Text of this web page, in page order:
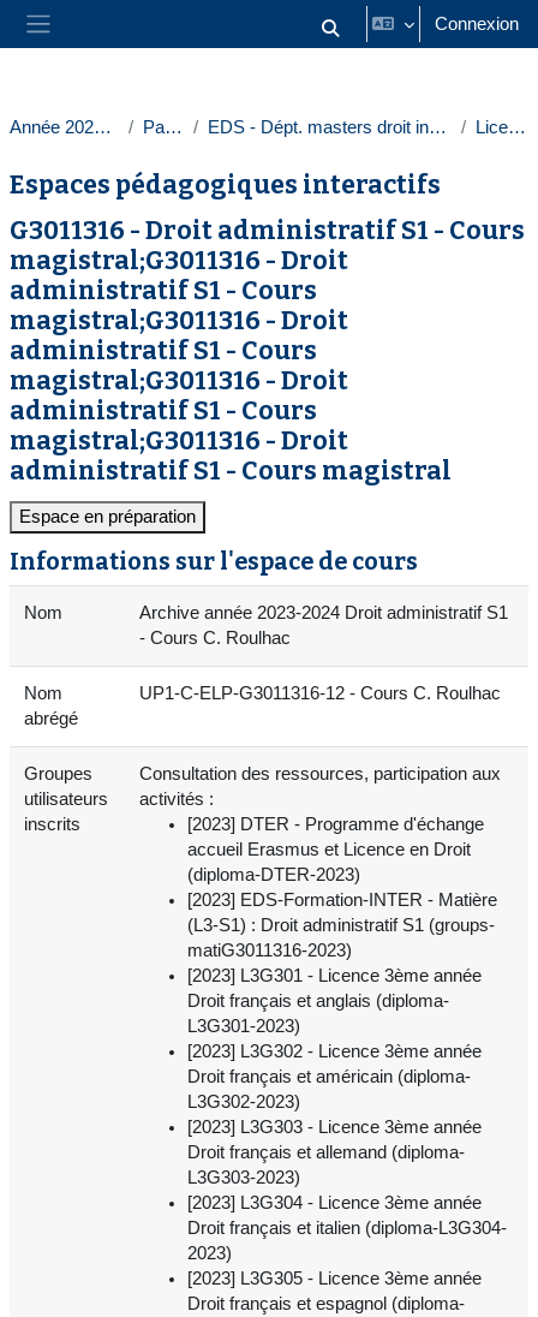
Passer au contenu principal
Panneau latéral Activer/désactiver la saisie
Connexion
Année 2023-2024 Paris 1 EDS - Dépt. masters droit intern. europ. Licences
Espaces pédagogiques interactifs
G3011316 - Droit administratif S1 - Cours
magistral;G3011316 - Droit
administratif S1 - Cours
magistral;G3011316 - Droit
administratif S1 - Cours
magistral;G3011316 - Droit
administratif S1 - Cours
magistral;G3011316 - Droit
administratif S1 - Cours magistral
Espace en préparation
Informations sur l'espace de cours
Nom
Archive année 2023-2024 Droit administratif S1
- Cours C. Roulhac
Nom
abrégé
UP1-C-ELP-G3011316-12 - Cours C. Roulhac
Groupes
utilisateurs
inscrits
Consultation des ressources, participation aux
activités :
[2023] DTER - Programme d'échange
accueil Erasmus et Licence en Droit
(diploma-DTER-2023)
[2023] EDS-Formation-INTER - Matière
(L3-S1) : Droit administratif S1 (groups-
matiG3011316-2023)
[2023] L3G301 - Licence 3ème année
Droit français et anglais (diploma-
L3G301-2023)
[2023] L3G302 - Licence 3ème année
Droit français et américain (diploma-
L3G302-2023)
[2023] L3G303 - Licence 3ème année
Droit français et allemand (diploma-
L3G303-2023)
[2023] L3G304 - Licence 3ème année
Droit français et italien (diploma-L3G304-
2023)
[2023] L3G305 - Licence 3ème année
Droit français et espagnol (diploma-